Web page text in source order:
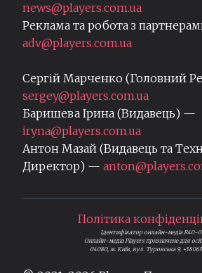
news@players.com.ua
Реклама та робота з
adv@players.com.ua
Сергій Марченко (Головний
sergey@players.com.ua
Баришева Ірина (Видавець) —
iryna@players.com.ua
Антон Мазай (Видавець та
Директор) —
Політика
Ідентифікатор онлайн-медіа R40-
Онлайн-медіа Players призначене для
04080, м. Київ, вул. Туровська 9,